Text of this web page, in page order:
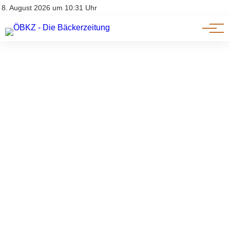
8. August 2026 um 10:31 Uhr
Impressum & Offenlegung
Am Wort
Genuss & Trends